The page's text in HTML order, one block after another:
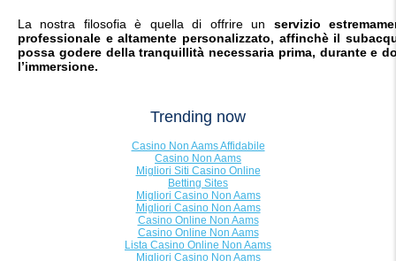
La nostra filosofia è quella di offrire un servizio
professionale e altamente personalizzato, affinchè il
possa godere della tranquillità necessaria prima, durante e
l’immersione.
Trending now
Casino Non Aams Affidabile
Casino Non Aams
Migliori Siti Casino Online
Betting Sites
Migliori Casino Non Aams
Migliori Casino Non Aams
Casino Online Non Aams
Casino Online Non Aams
Lista Casino Online Non Aams
Migliori Casino Non Aams